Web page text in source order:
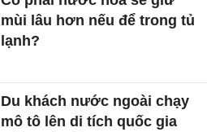
mùi lâu hơn nếu để trong tủ
lạnh?
Du khách nước ngoài chạy
mô tô lên di tích quốc gia